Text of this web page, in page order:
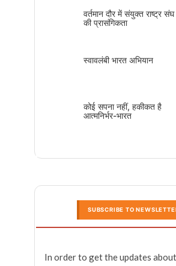
वर्तमान दौर में संयुक्त राष्ट्र संघ
की प्रासंगिकता
स्वावलंबी भारत अभियान
कोई सपना नहीं, हकीकत है
आत्मनिर्भर-भारत
SUBSCRIBE TO
In order to get the updates about